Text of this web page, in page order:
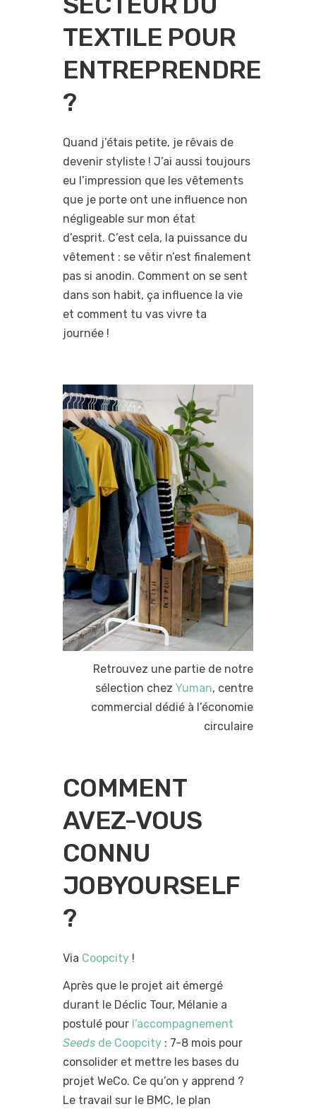
TEXTILE POUR
ENTREPRENDRE
?
Quand j’étais petite, je rêvais de
devenir styliste ! J’ai aussi toujours
eu l’impression que les vêtements
que je porte ont une influence non
négligeable sur mon état
d’esprit. C’est cela, la puissance du
vêtement : se vêtir n’est finalement
pas si anodin. Comment on se sent
dans son habit, ça influence la vie
et comment tu vas vivre ta
journée !
Retrouvez une partie de notre
sélection chez Yuman, centre
commercial dédié à l’économie
circulaire
COMMENT
AVEZ-VOUS
CONNU
JOBYOURSELF
?
Via Coopcity !
Après que le projet ait émergé
durant le Déclic Tour, Mélanie a
postulé pour l’accompagnement
Seeds de Coopcity : 7-8 mois pour
consolider et mettre les bases du
projet WeCo. Ce qu’on y apprend ?
Le travail sur le BMC, le plan